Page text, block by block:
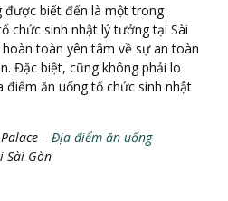
được biết đến là một trong
chức sinh nhật lý tưởng tại Sài
toàn yên tâm về sự an toàn
Đặc biệt, cũng không phải lo
điểm ăn uống tổ chức sinh nhật
– Địa điểm ăn uống
Sài Gòn